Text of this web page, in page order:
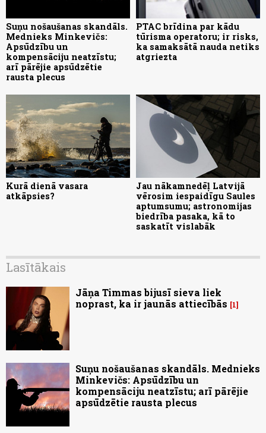
Suņu nošaušanas skandāls.
Mednieks Minkevičs:
Apsūdzību un
kompensāciju neatzīstu;
arī pārējie apsūdzētie
rausta plecus
PTAC brīdina par kādu
tūrisma operatoru; ir risks,
ka samaksātā nauda netiks
atgriezta
Kurā dienā vasara
atkāpsies?
Jau nākamnedēļ Latvijā
vērosim iespaidīgu Saules
aptumsumu; astronomijas
biedrība pasaka, kā to
saskatīt vislabāk
Lasītākais
Jāņa Timmas bijusī sieva liek
noprast, ka ir jaunās attiecībās
1
Suņu nošaušanas skandāls. Mednieks
Minkevičs: Apsūdzību un
kompensāciju neatzīstu; arī pārējie
apsūdzētie rausta plecus